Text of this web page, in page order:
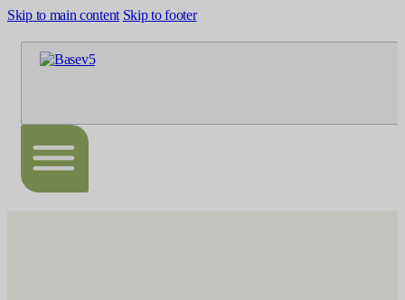
Skip to main content Skip to footer